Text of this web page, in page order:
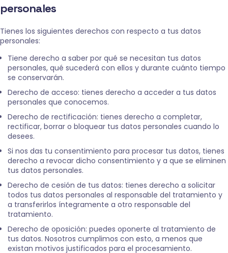
personales
Tienes los siguientes derechos con respecto a tus datos
personales:
Tiene derecho a saber por qué se necesitan tus datos
personales, qué sucederá con ellos y durante cuánto tiempo
se conservarán.
Derecho de acceso: tienes derecho a acceder a tus datos
personales que conocemos.
Derecho de rectificación: tienes derecho a completar,
rectificar, borrar o bloquear tus datos personales cuando lo
desees.
Si nos das tu consentimiento para procesar tus datos, tienes
derecho a revocar dicho consentimiento y a que se eliminen
tus datos personales.
Derecho de cesión de tus datos: tienes derecho a solicitar
todos tus datos personales al responsable del tratamiento y
a transferirlos íntegramente a otro responsable del
tratamiento.
Derecho de oposición: puedes oponerte al tratamiento de
tus datos. Nosotros cumplimos con esto, a menos que
existan motivos justificados para el procesamiento.